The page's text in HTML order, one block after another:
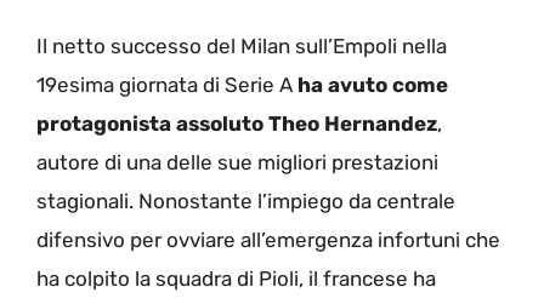
Il netto successo del Milan sull’Empoli nella
19esima giornata di Serie A ha avuto come
protagonista assoluto Theo Hernandez,
autore di una delle sue migliori prestazioni
stagionali. Nonostante l’impiego da centrale
difensivo per ovviare all’emergenza infortuni che
ha colpito la squadra di Pioli, il francese ha